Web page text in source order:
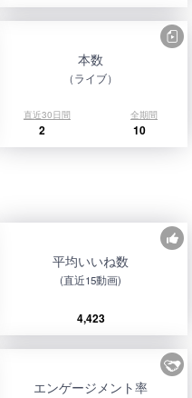
本数
（ライブ）
直近30日間 全期間
2 10
平均いいね数
(直近15動画)
4,423
エンゲージメント率